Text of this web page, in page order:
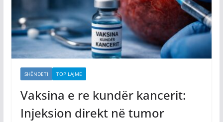
SHËNDETI TOP LAJME
Vaksina e re kundër kancerit:
Injeksion direkt në tumor